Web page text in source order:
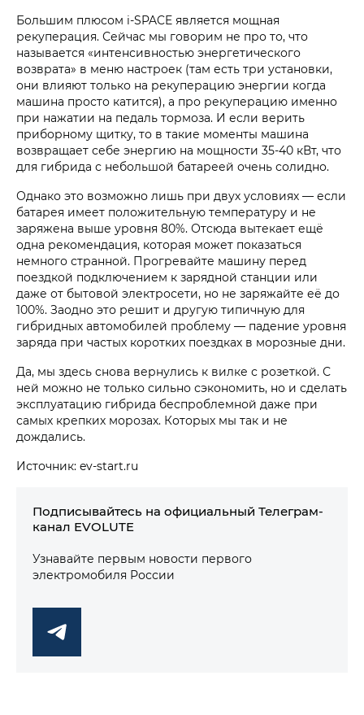
Большим плюсом i‑SPACE является мощная
рекуперация. Сейчас мы говорим не про то, что
называется «интенсивностью энергетического
возврата» в меню настроек (там есть три установки,
они влияют только на рекуперацию энергии когда
машина просто катится), а про рекуперацию именно
при нажатии на педаль тормоза. И если верить
приборному щитку, то в такие моменты машина
возвращает себе энергию на мощности 35-40 кВт, что
для гибрида с небольшой батареей очень солидно.
Однако это возможно лишь при двух условиях — если
батарея имеет положительную температуру и не
заряжена выше уровня 80%. Отсюда вытекает ещё
одна рекомендация, которая может показаться
немного странной. Прогревайте машину перед
поездкой подключением к зарядной станции или
даже от бытовой электросети, но не заряжайте её до
100%. Заодно это решит и другую типичную для
гибридных автомобилей проблему — падение уровня
заряда при частых коротких поездках в морозные дни.
Да, мы здесь снова вернулись к вилке с розеткой. С
ней можно не только сильно сэкономить, но и сделать
эксплуатацию гибрида беспроблемной даже при
самых крепких морозах. Которых мы так и не
дождались.
Источник: ev-start.ru
Подписывайтесь на официальный Телеграм-
канал EVOLUTE
Узнавайте первым новости первого
электромобиля России